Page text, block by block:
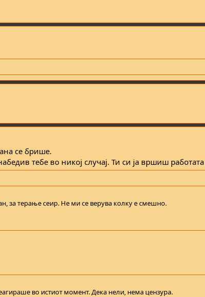
се брише.
тебе во никој случај. Ти си ја вршиш
за терање сеир. Не ми се верува колку е смешно.
во истиот момент. Дека нели, нема цензура.